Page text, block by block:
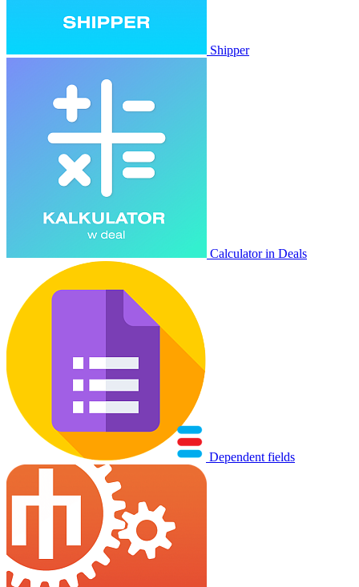
Shipper
Calculator in Deals
Dependent fields